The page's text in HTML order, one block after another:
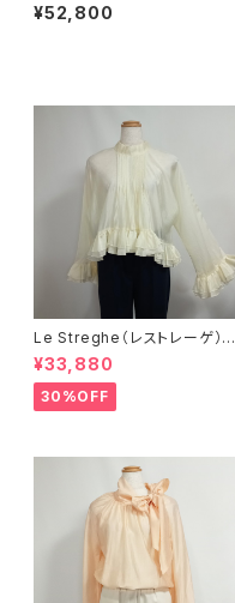
¥52,800
Le Streghe（レストレーゲ）
シアー素材ブラウス LS5MV1
01BL
¥33,880
30%OFF